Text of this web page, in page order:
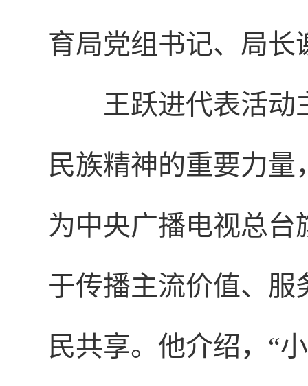
育局党组书记、局
王跃进代表活动
民族精神的重要力
为中央广播电视总
于传播主流价值、
民共享。他介绍，“